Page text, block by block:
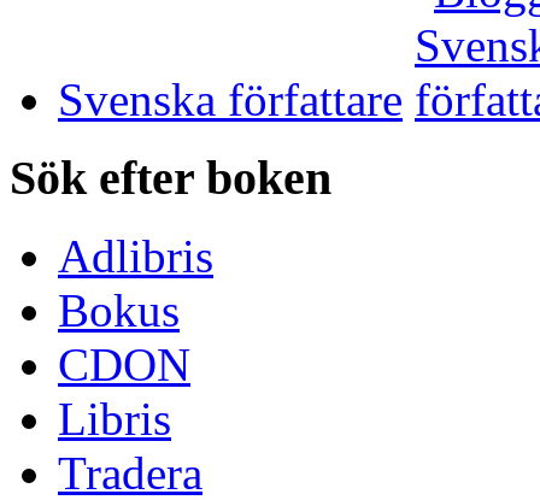
Svenska författare
Sök efter boken
Adlibris
Bokus
CDON
Libris
Tradera